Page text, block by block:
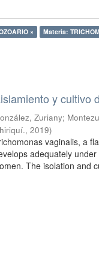
× Materia:
y cultivo
Zuriany;
,2019)
vaginalis, a
adequately
The isolation and